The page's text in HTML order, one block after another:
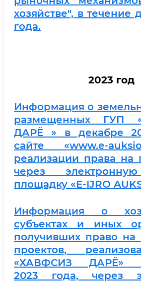
хозяйстве", в течение
года.
2023 год
Информация о
размещенных ГУП
ДАРЁ » в декабре
сайте «www.e-
реализации права на
через
площадку «E-IJRO
Информация о
субъектах и иных
получивших право на
проектов,
«ХАВФСИЗ ДАРЁ»
2023 года, через